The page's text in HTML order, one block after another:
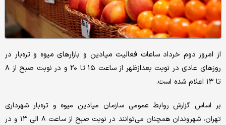
از امروز دوم خرداد ساعات فعالیت میادین و بازارهای میوه و تره‌بار در
روزهای عادی در نوبت بعدازظهر از ساعت ۱۵ تا ۲۰ و در نوبت صبح از ۸
تا ۱۳ اعلام شده است.
بر اساس گزارش روابط عمومی سازمان میادین میوه و تره‌بار شهرداری
تهران، شهروندان همچنان می‌توانند در نوبت صبح از ساعت ۸ الی ۱۳ و در